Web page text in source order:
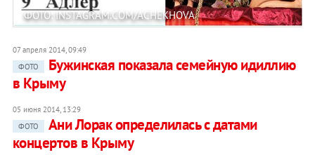
ФОТО: INSTAGRAM.COM/ACHEKHOVA
07 апреля 2014, 09:49
ФОТО
Бужинская показала семейную идиллию
в Крыму
05 июня 2014, 13:29
ФОТО
Ани Лорак определилась с датами
концертов в Крыму